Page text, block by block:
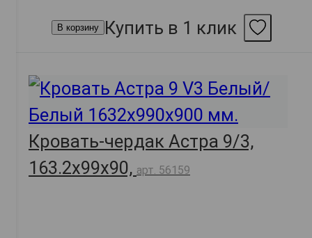
В корзину Купить в 1 клик
Кровать-чердак Астра 9/3,
163.2х99х90, арт. 56159